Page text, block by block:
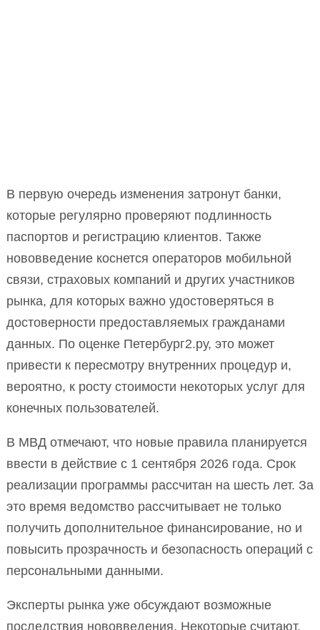
В первую очередь изменения затронут банки,
которые регулярно проверяют подлинность
паспортов и регистрацию клиентов. Также
нововведение коснется операторов мобильной
связи, страховых компаний и других участников
рынка, для которых важно удостоверяться в
достоверности предоставляемых гражданами
данных. По оценке Петербург2.ру, это может
привести к пересмотру внутренних процедур и,
вероятно, к росту стоимости некоторых услуг для
конечных пользователей.
В МВД отмечают, что новые правила планируется
ввести в действие с 1 сентября 2026 года. Срок
реализации программы рассчитан на шесть лет. За
это время ведомство рассчитывает не только
получить дополнительное финансирование, но и
повысить прозрачность и безопасность операций с
персональными данными.
Эксперты рынка уже обсуждают возможные
последствия нововведения. Некоторые считают,